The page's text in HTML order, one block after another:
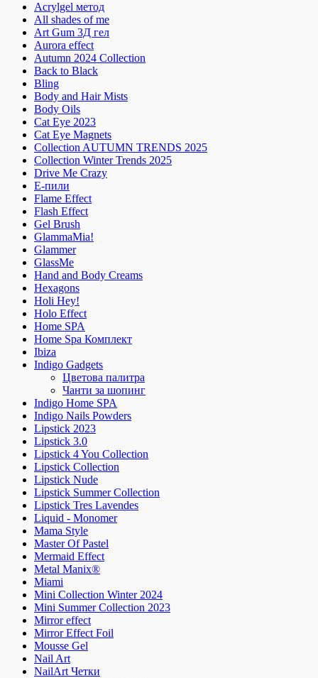
Acrylgel метод
All shades of me
Art Gum 3Д гел
Aurora effect
Autumn 2024 Collection
Back to Black
Bling
Body and Hair Mists
Body Oils
Cat Eye 2023
Cat Eye Magnets
Collection AUTUMN TRENDS 2025
Collection Winter Trends 2025
Drive Me Crazy
E-пили
Flame Effect
Flash Effect
Gel Brush
GlammaMia!
Glammer
GlassMe
Hand and Body Creams
Hexagons
Holi Hey!
Holo Effect
Home SPA
Home Spa Комплект
Ibiza
Indigo Gadgets
Цветова палитра
Чанти за шопинг
Indigo Home SPA
Indigo Nails Powders
Lipstick 2023
Lipstick 3.0
Lipstick 4 You Collection
Lipstick Collection
Lipstick Nude
Lipstick Summer Collection
Lipstick Tres Lavendes
Liquid - Monomer
Mama Style
Master Of Pastel
Mermaid Effect
Metal Manix®
Miami
Mini Collection Winter 2024
Mini Summer Collection 2023
Mirror effect
Mirror Effect Foil
Mousse Gel
Nail Art
NailArt Четки